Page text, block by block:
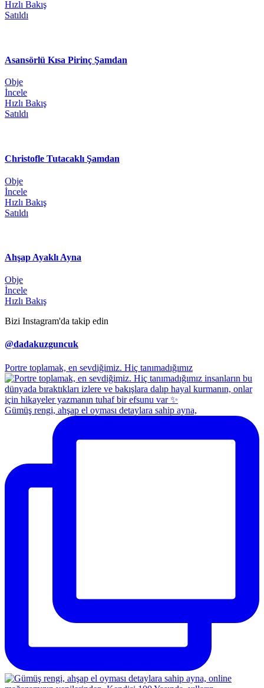
Hızlı Bakış
Satıldı
Asansörlü Kısa Pirinç Şamdan
Obje
İncele
Hızlı Bakış
Satıldı
Christofle Tutacaklı Şamdan
Obje
İncele
Hızlı Bakış
Satıldı
Ahşap Ayaklı Ayna
Obje
İncele
Hızlı Bakış
Bizi Instagram'da takip edin
@dadakuzguncuk
Portre toplamak, en sevdiğimiz. Hiç tanımadığımız
Gümüş rengi, ahşap el oyması detaylara sahip ayna,